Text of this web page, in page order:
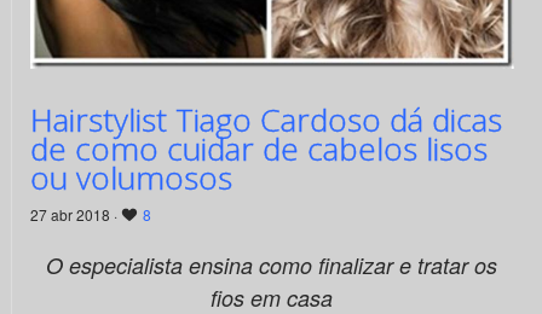
Hairstylist Tiago Cardoso dá dicas
de como cuidar de cabelos lisos
ou volumosos
27 abr 2018 · 8
O especialista ensina como finalizar e tratar os
fios em casa